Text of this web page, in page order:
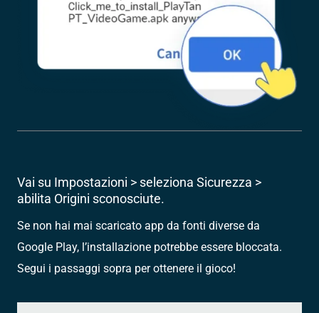
Vai su Impostazioni > seleziona Sicurezza >
abilita Origini sconosciute.
Se non hai mai scaricato app da fonti diverse da
Google Play, l’installazione potrebbe essere bloccata.
Segui i passaggi sopra per ottenere il gioco!